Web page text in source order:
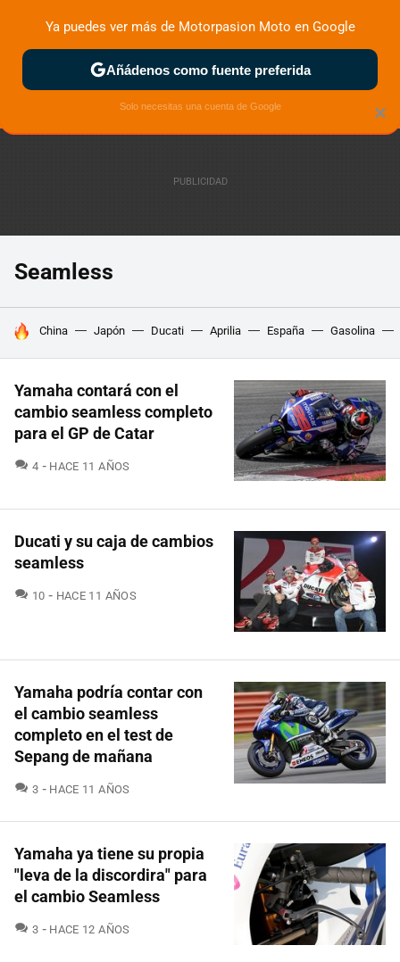
ZONA DE PRUEBAS DEPORTIVAS MOTOS ELÉCTRICAS
Seamless
HOY SE HABLA DE
China Japón Ducati Aprilia España Gasolina
Yamaha contará con el
cambio seamless completo
para el GP de Catar
4 COMENTARIOS
HACE 11 AÑOS
Ducati y su caja de cambios
seamless
10 COMENTARIOS
HACE 11 AÑOS
Yamaha podría contar con
el cambio seamless
completo en el test de
Sepang de mañana
3 COMENTARIOS
HACE 11 AÑOS
Yamaha ya tiene su propia
"leva de la discordira" para
el cambio Seamless
3 COMENTARIOS
HACE 12 AÑOS
×
Ya puedes ver más de Motorpasion Moto en Google
Añádenos como fuente preferida
Solo necesitas una cuenta de Google